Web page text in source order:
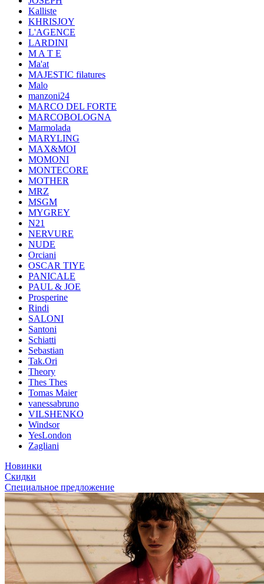
Kalliste
KHRISJOY
L'AGENCE
LARDINI
M A T E
Ma'at
MAJESTIC filatures
Malo
manzoni24
MARCO DEL FORTE
MARCOBOLOGNA
Marmolada
MARYLING
MAX&MOI
MOMONI
MONTECORE
MOTHER
MRZ
MSGM
MYGREY
N21
NERVURE
NUDE
Orciani
OSCAR TIYE
PANICALE
PAUL & JOE
Prosperine
Rindi
SALONI
Santoni
Schiatti
Sebastian
Tak.Ori
Theory
Thes Thes
Tomas Maier
vanessabruno
VILSHENKO
Windsor
YesLondon
Zagliani
Новинки
Скидки
Специальное предложение